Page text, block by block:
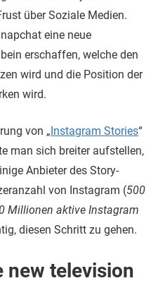
über Soziale Medien.
eine neue
erschaffen, welche den
wird und die Position der
wird.
von „Instagram Stories“
man sich breiter aufstellen,
Anbieter des Story-
von Instagram (500
Millionen aktive Instagram
diesen Schritt zu gehen.
new television